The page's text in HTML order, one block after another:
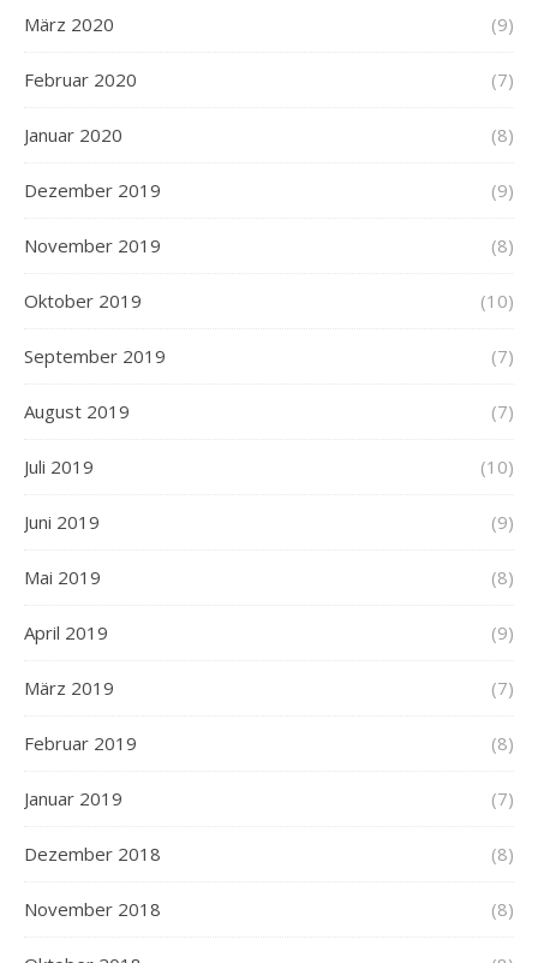
März 2020 (9)
Februar 2020 (7)
Januar 2020 (8)
Dezember 2019 (9)
November 2019 (8)
Oktober 2019 (10)
September 2019 (7)
August 2019 (7)
Juli 2019 (10)
Juni 2019 (9)
Mai 2019 (8)
April 2019 (9)
März 2019 (7)
Februar 2019 (8)
Januar 2019 (7)
Dezember 2018 (8)
November 2018 (8)